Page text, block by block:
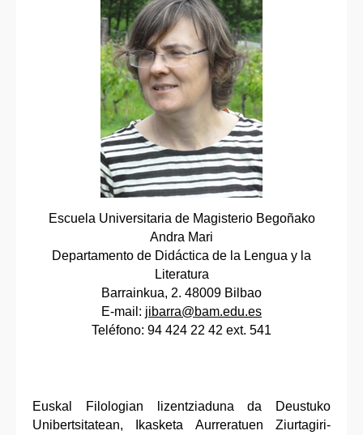
Escuela Universitaria de Magisterio Begoñako
Andra Mari
Departamento de Didáctica de la Lengua y la
Literatura
Barrainkua, 2. 48009 Bilbao
E-mail: jibarra@bam.edu.es
Teléfono: 94 424 22 42 ext. 541
Euskal Filologian lizentziaduna da Deustuko
Unibertsitatean, Ikasketa Aurreratuen Ziurtagiri-